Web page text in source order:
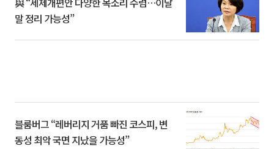
말 정리 가능성”
블룸버그 “레버리지 거품 빠진 코스피, 변
동성 최악 국면 지났을 가능성”